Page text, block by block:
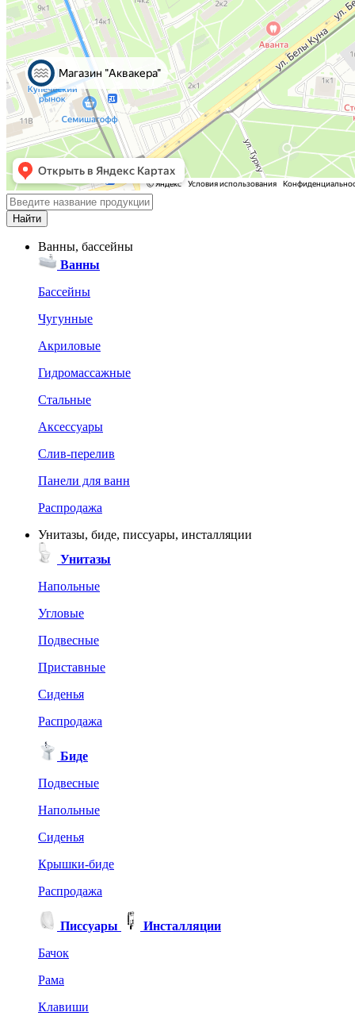
Ванны, бассейны
Ванны
Бассейны
Чугунные
Акриловые
Гидромассажные
Стальные
Аксессуары
Слив-перелив
Панели для ванн
Распродажа
Унитазы, биде, писсуары, инсталляции
Унитазы
Напольные
Угловые
Подвесные
Приставные
Сиденья
Распродажа
Биде
Подвесные
Напольные
Сиденья
Крышки-биде
Распродажа
Писсуары
Инсталляции
Бачок
Рама
Клавиши